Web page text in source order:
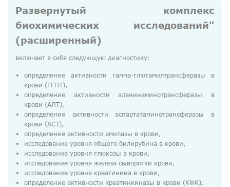
Медосмотры
О компании
Контакты
Развернутый комплекс
биохимических исследований"
(расширенный)
включает в себя следующую диагностику:
определение активности гамма-глютамилтрансферазы в
крови (ГГПТ),
определение активности аланинаминотрансферазы в
крови (АЛТ),
определение активности аспартатаминотрансферазы в
крови (АСТ),
определение активности амилазы в крови,
исследование уровня общего билирубина в крови,
исследование уровня глюкозы в крови,
исследование уровня железа сыворотки крови,
исследование уровня креатинина в крови,
определение активности креатинкиназы в крови (КФК),